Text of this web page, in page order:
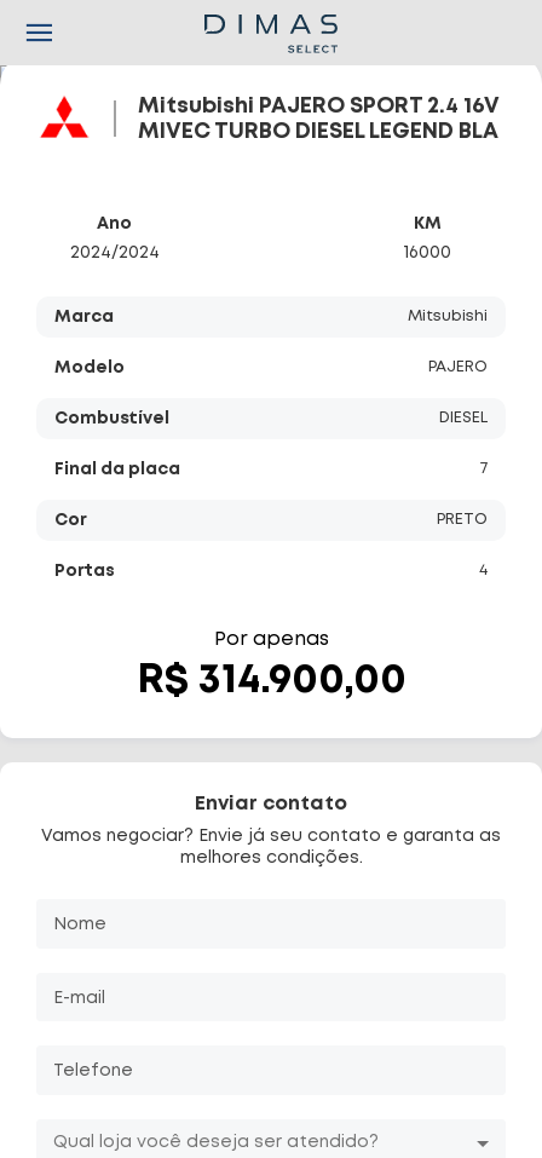
Mitsubishi PAJERO SPORT 2.4 16V
MIVEC TURBO DIESEL LEGEND BLA
Ano
2024/2024
KM
16000
Marca Mitsubishi
Modelo PAJERO
Combustível DIESEL
Final da placa 7
Cor PRETO
Portas 4
Por apenas
R$ 314.900,00
Enviar contato
Vamos negociar? Envie já seu contato e garanta as
melhores condições.
Nome
E-mail
Telefone
Qual loja você deseja ser atendido?